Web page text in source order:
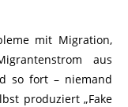
mit Migration,
aus
so fort – niemand
produziert „Fake